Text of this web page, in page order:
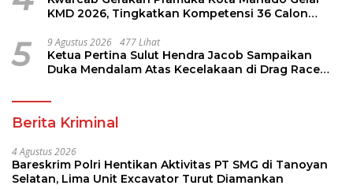
KMD 2026, Tingkatkan Kompetensi 36 Calon
5 9 Agustus 2026 477 Lihat
Ketua Pertina Sulut Hendra Jacob Sampaikan
Duka Mendalam Atas Kecelakaan di Drag Race
Berita Kriminal
4 Agustus 2026
Bareskrim Polri Hentikan Aktivitas PT SMG di Tanoyan
Selatan, Lima Unit Excavator Turut Diamankan